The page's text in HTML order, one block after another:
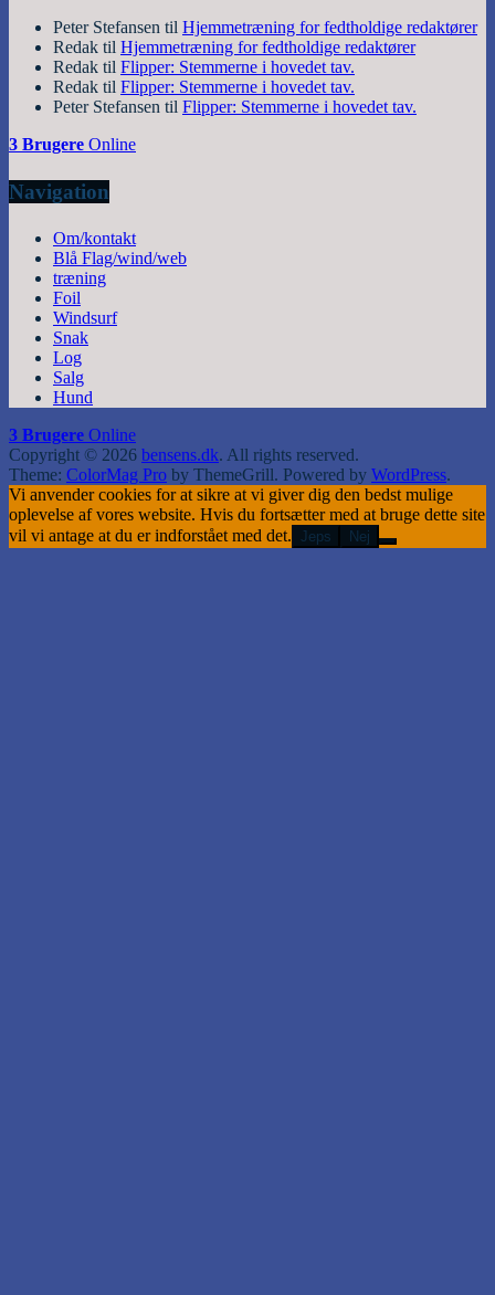
Peter Stefansen til Hjemmetræning for fedtholdige redaktører
Redak til Hjemmetræning for fedtholdige redaktører
Redak til Flipper: Stemmerne i hovedet tav.
Redak til Flipper: Stemmerne i hovedet tav.
Peter Stefansen til Flipper: Stemmerne i hovedet tav.
3 Brugere Online
Navigation
Om/kontakt
Blå Flag/wind/web
træning
Foil
Windsurf
Snak
Log
Salg
Hund
3 Brugere Online
Copyright © 2026 bensens.dk. All rights reserved.
Theme: ColorMag Pro by ThemeGrill. Powered by WordPress.
Vi anvender cookies for at sikre at vi giver dig den bedst mulige
oplevelse af vores website. Hvis du fortsætter med at bruge dette site
vil vi antage at du er indforstået med det. Jeps Nej